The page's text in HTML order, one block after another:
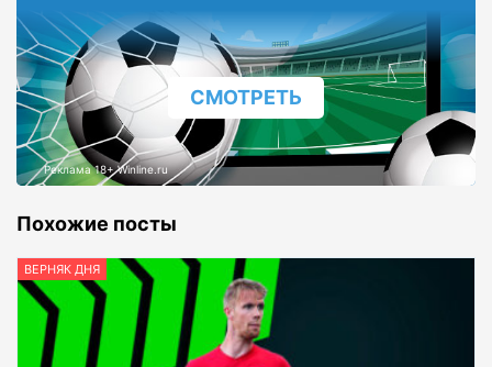
СМОТРЕТЬ
Реклама 18+ Winline.ru
Похожие посты
ВЕРНЯК ДНЯ